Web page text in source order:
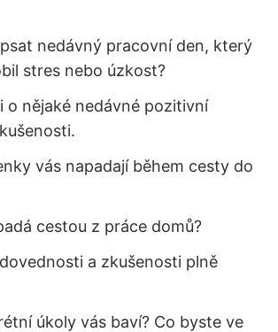
nedávný pracovní den, který
stres nebo úzkost?
o nějaké nedávné pozitivní
vás napadají během cesty do
cestou z práce domů?
a zkušenosti plně
úkoly vás baví? Co byste ve